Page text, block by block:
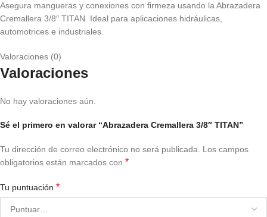
Asegura mangueras y conexiones con firmeza usando la Abrazadera
Cremallera 3/8″ TITAN. Ideal para aplicaciones hidráulicas,
automotrices e industriales.
Valoraciones (0)
Valoraciones
No hay valoraciones aún.
Sé el primero en valorar “Abrazadera Cremallera 3/8″ TITAN”
Tu dirección de correo electrónico no será publicada. Los campos
obligatorios están marcados con *
Tu puntuación *